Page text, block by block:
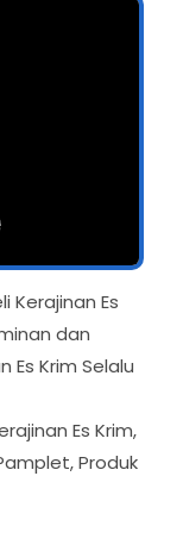
Kerajinan Es
dan
Es Krim Selalu
Es Krim,
Produk